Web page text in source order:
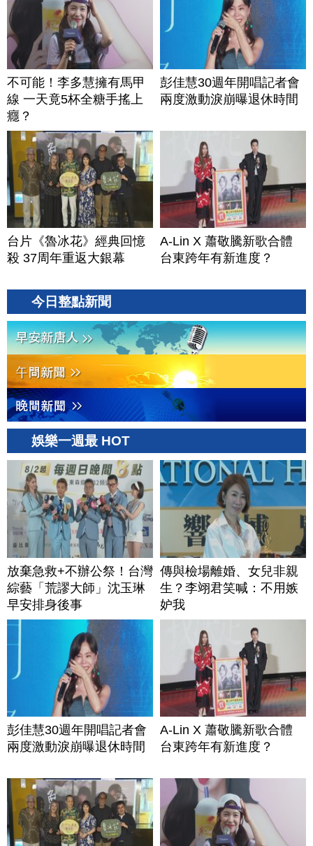
不可能！李多慧擁有馬甲
線 一天竟5杯全糖手搖上
癮？
彭佳慧30週年開唱記者會
兩度激動淚崩曝退休時間
台片《魯冰花》經典回憶
殺 37周年重返大銀幕
A-Lin X 蕭敬騰新歌合體
台東跨年有新進度？
今日整點新聞
娛樂一週最 HOT
放棄急救+不辦公祭！台灣
綜藝「荒謬大師」沈玉琳
早安排身後事
傳與檢場離婚、女兒非親
生？李翊君笑喊：不用嫉
妒我
彭佳慧30週年開唱記者會
兩度激動淚崩曝退休時間
A-Lin X 蕭敬騰新歌合體
台東跨年有新進度？